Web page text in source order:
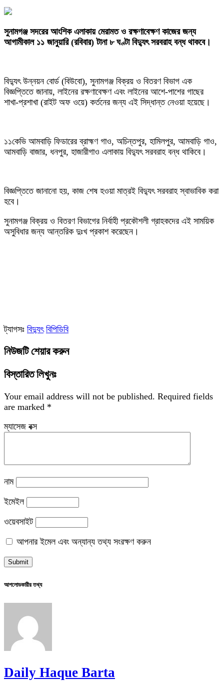
‎সুনামগঞ্জ সদরের আংশিক এলাকায় মেরামত ও রক্ষণাবেক্ষণ কাজের জন্য
আগামীকাল ১১ জানুয়ারি (রবিবার) টানা ৮ ঘণ্টা বিদ্যুৎ সরবরাহ বন্ধ থাকবে।
‎বিদ্যুৎ উন্নয়ন বোর্ড (বিউবো), সুনামগঞ্জ বিক্রয় ও বিতরণ বিভাগ এক
বিজ্ঞপ্তিতে জানায়, লাইনের রক্ষণাবেক্ষণ এবং লাইনের আশে-পাশের গাছের
শাখা-প্রশাখা (রাইট অফ ওয়ে) কর্তনের জন্য এই সিদ্ধান্ত নেওয়া হয়েছে।
‎১১কেভি আমবাড়ি ফিডারের ব্রাহ্মণ গাও, অচিন্তপুর, হামিলপুর, আমবাড়ি গাও,
আমবাড়ি বাজার, ধনপুর, হাজারীগাও এলাকায় বিদ্যুৎ সরবরাহ বন্ধ থাকিবে।
‎বিজ্ঞপ্তিতে জানানো হয়, কাজ শেষ হওয়া মাত্রই বিদ্যুৎ সরবরাহ স্বাভাবিক করা
হবে।
‎সুনামগঞ্জ বিক্রয় ও বিতরণ বিভাগের নির্বাহী প্রকৌশলী গ্রাহকদের এই সাময়িক
অসুবিধার জন্য আন্তরিক দুঃখ প্রকাশ করেছেন।
ট্যাগসঃ বিদ্যুৎ বিপিডিবি
নিউজটি শেয়ার করুন
বিস্তারিত লিখুনঃ
Your email address will not be published. Required fields
are marked *
ম্যাসেজ বক্স
নাম
ইমেইল
ওয়েবসাইট
আপনার ইমেল এবং অন্যান্য তথ্য সংরক্ষণ করুন
আপলোডকারীর তথ্য
Daily Haque Barta